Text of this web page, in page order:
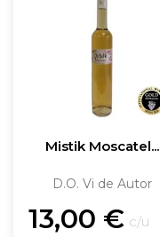
Mistik Moscatel...
D.O. Vi de Autor
13,00 € c/u